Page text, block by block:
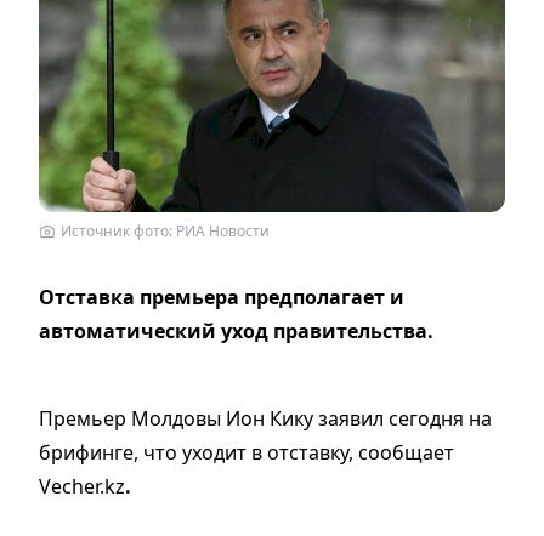
Источник фото: РИА Новости
Отставка премьера предполагает и
автоматический уход правительства.
Премьер Молдовы Ион Кику заявил сегодня на
брифинге, что уходит в отставку, сообщает
Vecher.kz.